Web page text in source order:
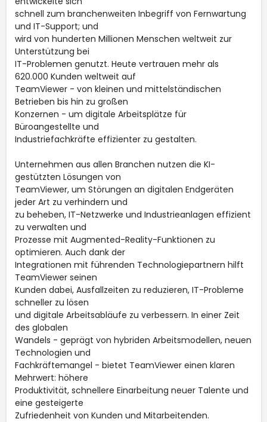
schnell zum branchenweiten Inbegriff von Fernwartung
und IT-Support; und
wird von hunderten Millionen Menschen weltweit zur
Unterstützung bei
IT-Problemen genutzt. Heute vertrauen mehr als
620.000 Kunden weltweit auf
TeamViewer - von kleinen und mittelständischen
Betrieben bis hin zu großen
Konzernen - um digitale Arbeitsplätze für
Büroangestellte und
Industriefachkräfte effizienter zu gestalten.
Unternehmen aus allen Branchen nutzen die KI-
gestützten Lösungen von
TeamViewer, um Störungen an digitalen Endgeräten
jeder Art zu verhindern und
zu beheben, IT-Netzwerke und Industrieanlagen effizient
zu verwalten und
Prozesse mit Augmented-Reality-Funktionen zu
optimieren. Auch dank der
Integrationen mit führenden Technologiepartnern hilft
TeamViewer seinen
Kunden dabei, Ausfallzeiten zu reduzieren, IT-Probleme
schneller zu lösen
und digitale Arbeitsabläufe zu verbessern. In einer Zeit
des globalen
Wandels - geprägt von hybriden Arbeitsmodellen, neuen
Technologien und
Fachkräftemangel - bietet TeamViewer einen klaren
Mehrwert: höhere
Produktivität, schnellere Einarbeitung neuer Talente und
eine gesteigerte
Zufriedenheit von Kunden und Mitarbeitenden.